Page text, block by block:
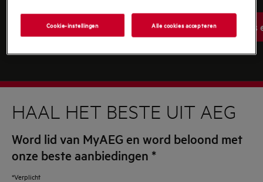
HAAL HET BESTE UIT AEG
Word lid van MyAEG en word beloond met
onze beste aanbiedingen *
*Verplicht
Cookie-instellingen Alle cookies accepteren